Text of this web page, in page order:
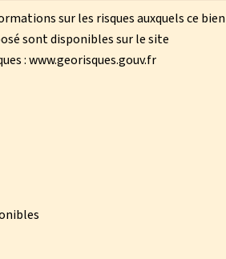
sur les risques auxquels ce bien
sont disponibles sur le site
: www.georisques.gouv.fr